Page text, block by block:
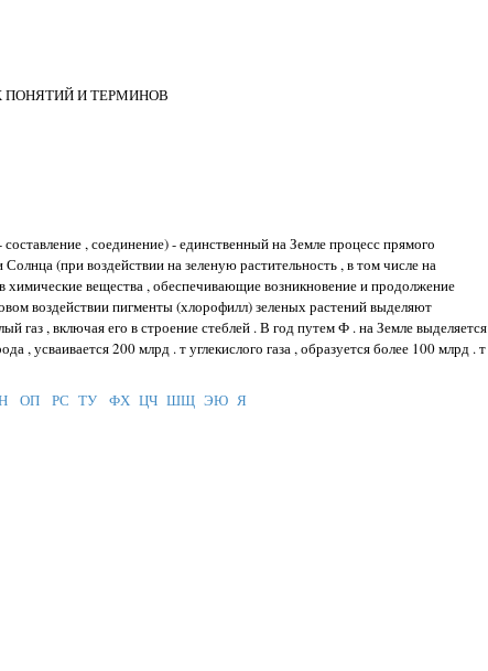
ПОНЯТИЙ И ТЕРМИНОВ
составление , соединение) - единственный на Земле процесс прямого
(при воздействии на зеленую растительность , в том числе на
химические вещества , обеспечивающие возникновение и продолжение
воздействии пигменты (хлорофилл) зеленых растений выделяют
газ , включая его в строение стеблей . В год путем Ф . на Земле выделяется
, усваивается 200 млрд . т углекислого газа , образуется более 100 млрд . т
ОП РС ТУ ФХ ЦЧ ШЩ ЭЮ Я